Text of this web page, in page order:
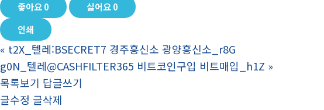
좋아요0 싫어요0
인쇄
« t2X_텔레:BSECRET7 경주흥신소 광양흥신소_r8G
g0N_텔레@CASHFILTER365 비트코인구입 비트매입_h1Z »
목록보기 답글쓰기
글수정 글삭제